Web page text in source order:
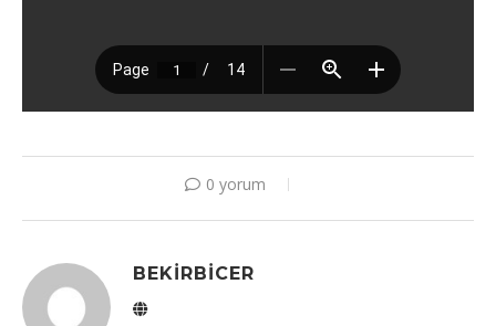
0 yorum
BEKIRBICER